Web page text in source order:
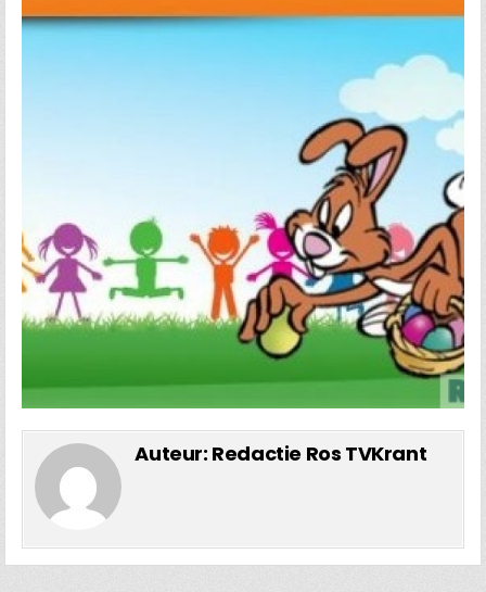
Auteur: Redactie Ros TVKrant